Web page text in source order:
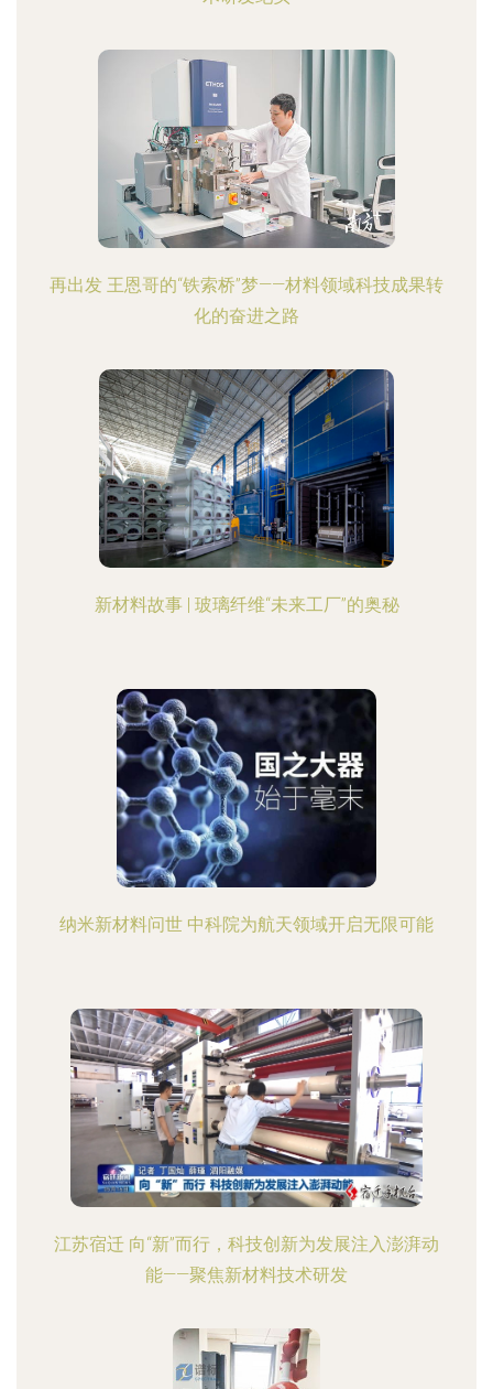
再出发 王恩哥的“铁索桥”梦——材料领域科技成果转
化的奋进之路
新材料故事 | 玻璃纤维“未来工厂”的奥秘
纳米新材料问世 中科院为航天领域开启无限可能
江苏宿迁 向“新”而行，科技创新为发展注入澎湃动
能——聚焦新材料技术研发